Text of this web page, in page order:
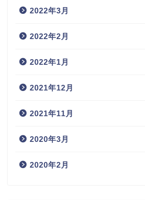
2022年3月
2022年2月
2022年1月
2021年12月
2021年11月
2020年3月
2020年2月